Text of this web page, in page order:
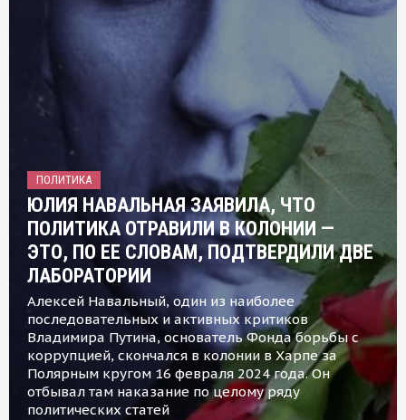
ПОЛИТИКА
ЮЛИЯ НАВАЛЬНАЯ ЗАЯВИЛА, ЧТО
ПОЛИТИКА ОТРАВИЛИ В КОЛОНИИ —
ЭТО, ПО ЕЕ СЛОВАМ, ПОДТВЕРДИЛИ ДВЕ
ЛАБОРАТОРИИ
Алексей Навальный, один из наиболее
последовательных и активных критиков
Владимира Путина, основатель Фонда борьбы с
коррупцией, скончался в колонии в Харпе за
Полярным кругом 16 февраля 2024 года. Он
отбывал там наказание по целому ряду
политических статей